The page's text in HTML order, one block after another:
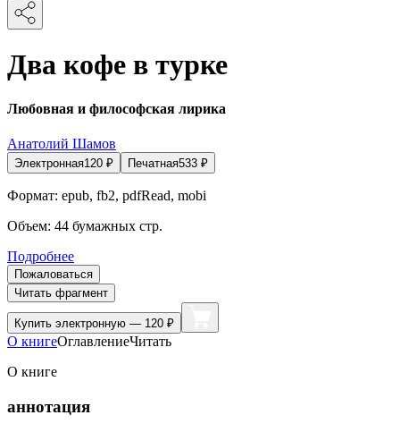
Два кофе в турке
Любовная и философская лирика
Анатолий Шамов
Электронная120 ₽ Печатная533 ₽
Формат: epub, fb2, pdfRead, mobi
Объем: 44 бумажных стр.
Подробнее
Пожаловаться
Читать фрагмент
Купить электронную — 120 ₽
О книгеОглавлениеЧитать
О книге
аннотация